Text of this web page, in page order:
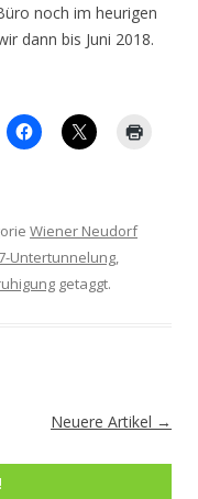
noch im heurigen
dann bis Juni 2018.
Wiener Neudorf
Untertunnelung,
getaggt.
Neuere Artikel →